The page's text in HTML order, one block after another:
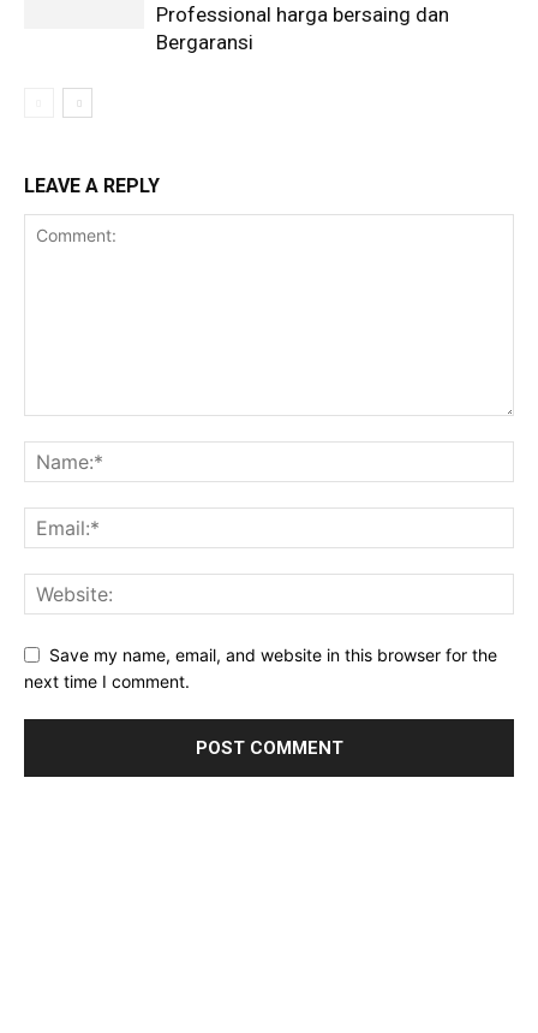
Professional harga bersaing dan
Bergaransi
LEAVE A REPLY
Save my name, email, and website in this browser for the
next time I comment.